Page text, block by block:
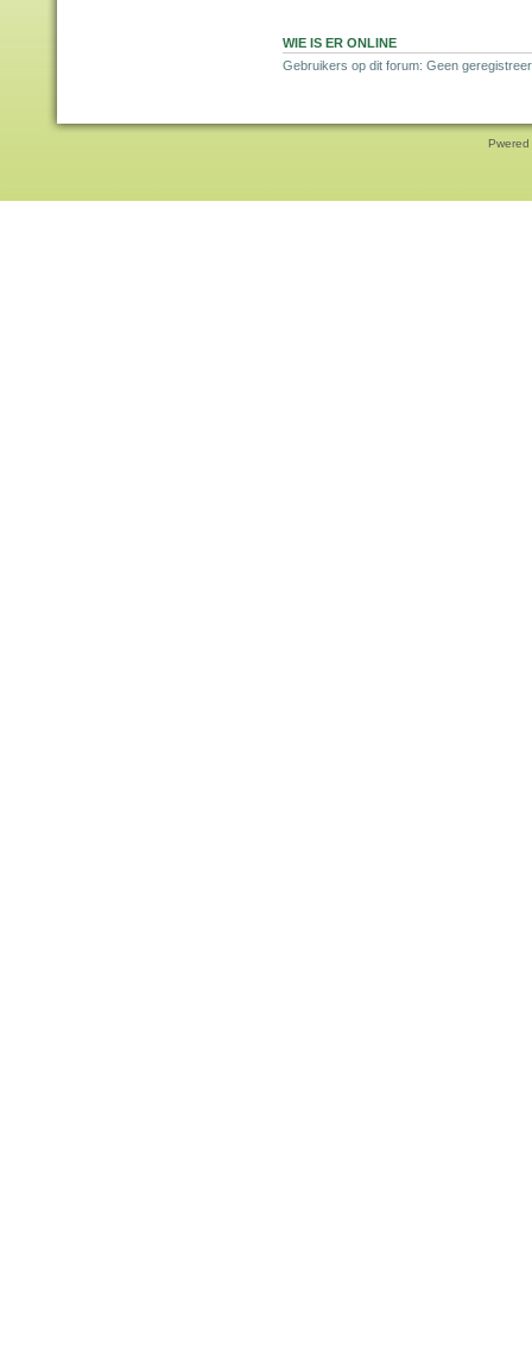
WIE IS ER ONLINE
Gebruikers op dit forum: Geen